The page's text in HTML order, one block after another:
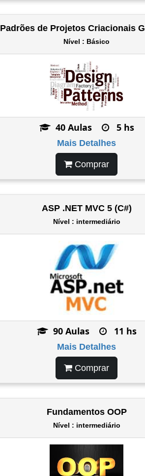
Padrões de Projetos Criacionais
Nível : Básico
40 Aulas 5 hs
Mais Detalhes
Comprar
ASP .NET MVC 5 (C#)
Nível : intermediário
90 Aulas 11 hs
Mais Detalhes
Comprar
Fundamentos OOP
Nível : intermediário